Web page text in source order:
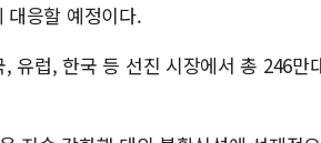
대응할 예정이다.
유럽, 한국 등 선진 시장에서 총 246만